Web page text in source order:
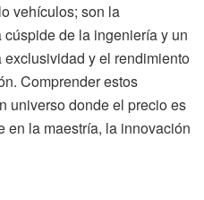
vehículos; son la
de la ingeniería y un
y el rendimiento
Comprender estos
universo donde el precio es
en la maestría, la innovación